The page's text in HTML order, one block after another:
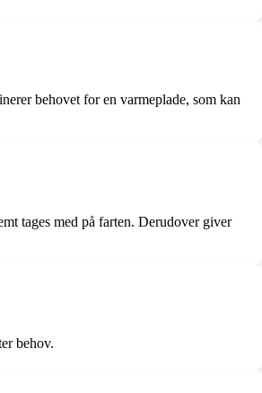
behovet for en varmeplade, som kan
tages med på farten. Derudover giver
behov.